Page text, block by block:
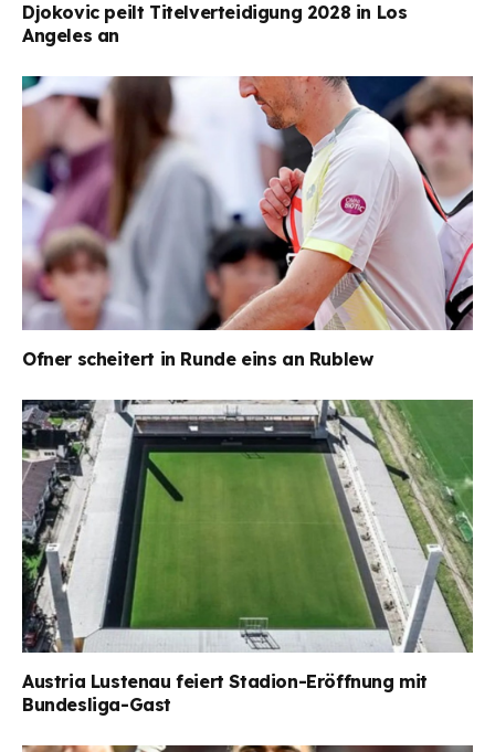
Djokovic peilt Titelverteidigung 2028 in Los
Angeles an
Ofner scheitert in Runde eins an Rublew
Austria Lustenau feiert Stadion-Eröffnung mit
Bundesliga-Gast